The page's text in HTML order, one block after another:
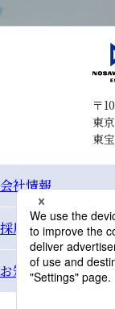
〒
東
東
会社情報
採用情報
お知らせ